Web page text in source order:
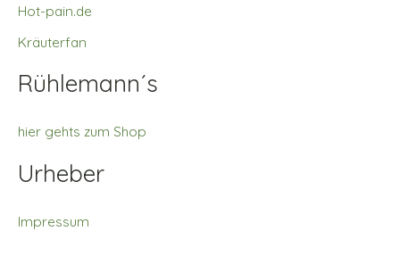
Hot-pain.de
Kräuterfan
Rühlemann´s
hier gehts zum Shop
Urheber
Impressum